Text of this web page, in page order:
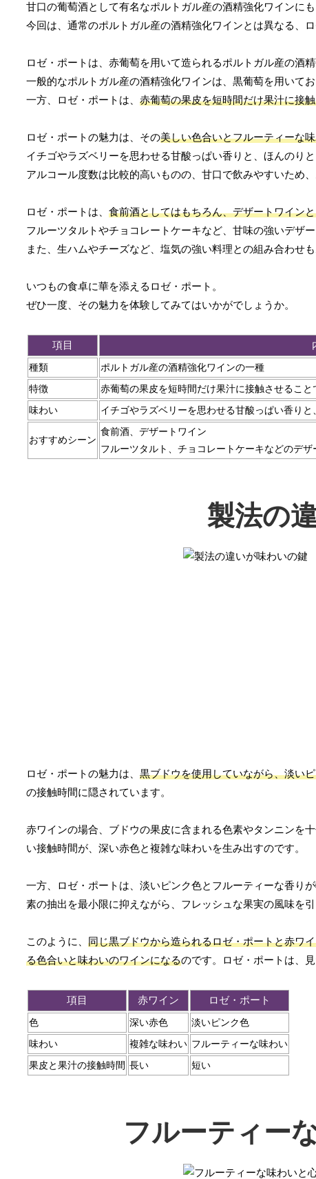
甘口の葡萄酒として有名なポルトガル産の酒精強化ワインに
今回は、通常のポルトガル産の酒精強化ワインとは異なる、
ロゼ・ポートは、赤葡萄を用いて造られるポルトガル産の酒
一般的なポルトガル産の酒精強化ワインは、黒葡萄を用いて
一方、ロゼ・ポートは、 赤葡萄の果皮を短時間だけ果汁に接
ロゼ・ポートの魅力は、その美しい色合いとフルーティーな
イチゴやラズベリーを思わせる甘酸っぱい香りと、ほんのり
アルコール度数は比較的高いものの、甘口で飲みやすいため
ロゼ・ポートは、 食前酒としてはもちろん、デザートワイン
フルーツタルトやチョコレートケーキなど、甘味の強いデザ
また、生ハムやチーズなど、塩気の強い料理との組み合わせも
いつもの食卓に華を添えるロゼ・ポート。
ぜひ一度、その魅力を体験してみてはいかがでしょうか。
項目
種類 ポルトガル産の酒精強化ワインの一種
特徴 赤葡萄の果皮を短時間だけ果汁に接触させるこ
味わい イチゴやラズベリーを思わせる甘酸っぱい香り
おすすめシーン
食前酒、デザートワイン
フルーツタルト、チョコレートケーキなどのデ
製法の
ロゼ・ポートの魅力は、 黒ブドウを使用していながら、淡い
の接触時間に隠されています。
赤ワインの場合、ブドウの果皮に含まれる色素やタンニンを
い接触時間が、深い赤色と複雑な味わいを生み出すのです。
一方、ロゼ・ポートは、淡いピンク色とフルーティーな香り
素の抽出を最小限に抑えながら、フレッシュな果実の風味を引
このように、 同じ黒ブドウから造られるロゼ・ポートと赤ワ
る色合いと味わいのワインになるのです。ロゼ・ポートは、
項目 赤ワイン ロゼ・ポート
色 深い赤色 淡いピンク色
味わい 複雑な味わい フルーティーな味わい
果皮と果汁の接触時間 長い 短い
フルーティー